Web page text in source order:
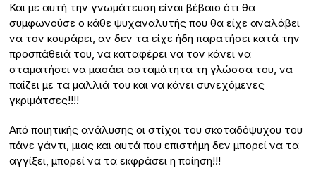
Και με αυτή την γνωμάτευση είναι βέβαιο ότι θα
συμφωνούσε ο κάθε ψυχαναλυτής που θα είχε αναλάβει
να τον κουράρει, αν δεν τα είχε ήδη παρατήσει κατά την
προσπάθειά του, να καταφέρει να τον κάνει να
σταματήσει να μασάει ασταμάτητα τη γλώσσα του, να
παίζει με τα μαλλιά του και να κάνει συνεχόμενες
γκριμάτσες!!!!
Από ποιητικής ανάλυσης οι στίχοι του σκοταδόψυχου του
πάνε γάντι, μιας και αυτά που επιστήμη δεν μπορεί να τα
αγγίξει, μπορεί να τα εκφράσει η ποίηση!!!